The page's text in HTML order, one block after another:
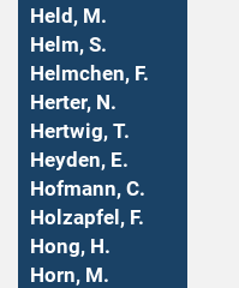
Held, M.
Helm, S.
Helmchen, F.
Herter, N.
Hertwig, T.
Heyden, E.
Hofmann, C.
Holzapfel, F.
Hong, H.
Horn, M.